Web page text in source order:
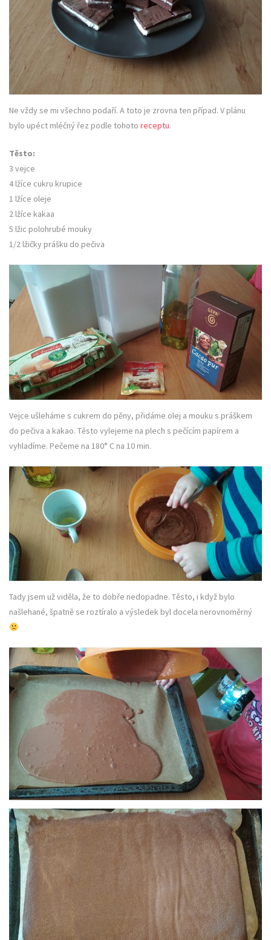
Ne vždy se mi všechno podaří. A toto je zrovna ten případ. V plánu
bylo upéct mléčný řez podle tohoto receptu.
Těsto:
3 vejce
4 lžíce cukru krupice
1 lžíce oleje
2 lžíce kakaa
5 lžic polohrubé mouky
1/2 lžičky prášku do pečiva
Vejce ušleháme s cukrem do pěny, přidáme olej a mouku s práškem
do pečiva a kakao. Těsto vylejeme na plech s pečícím papírem a
vyhladíme. Pečeme na 180° C na 10 min.
Tady jsem už viděla, že to dobře nedopadne. Těsto, i když bylo
našlehané, špatně se roztíralo a výsledek byl docela nerovnoměrný